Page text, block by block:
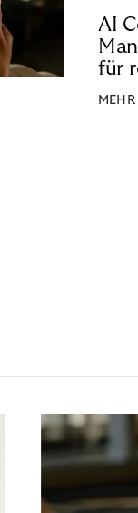
AI
für
MEHR